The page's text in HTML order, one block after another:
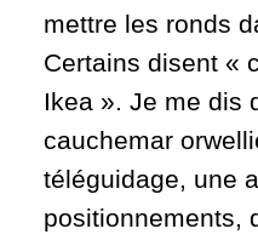
mettre les ronds
Certains disent «
Ikea ». Je me dis
cauchemar
téléguidage, une
positionnements,